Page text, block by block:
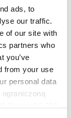
ads, to
our traffic.
of our site with
partners who
you’ve
from your use
personal data
ograniczoną